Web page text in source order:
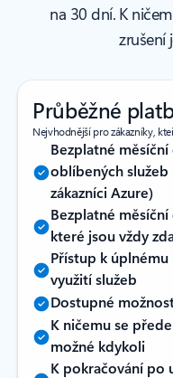
na 30 dní. K
zrušení
Průběžné
Nejvhodnější pro zákazníky,
Bezplatné
oblíbených služeb
zákazníci Azure)
Bezplatné
které jsou vždy
Přístup k
využití služeb
Dostupné
K ničemu se
možné kdykoli
K pokračování po